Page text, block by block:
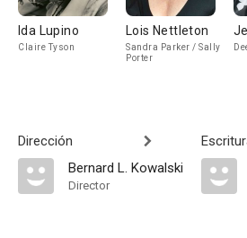
Ida Lupino
Claire Tyson
Lois Nettleton
Sandra Parker / Sally
Porter
Dirección
Bernard L. Kowalski
Director